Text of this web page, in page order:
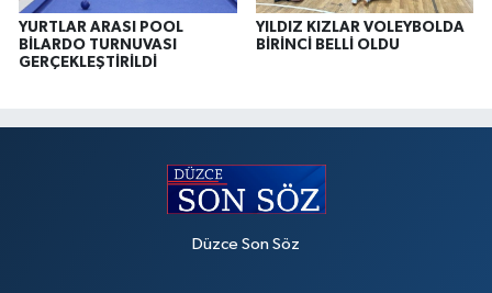
YURTLAR ARASI POOL
BİLARDO TURNUVASI
GERÇEKLEŞTİRİLDİ
YILDIZ KIZLAR VOLEYBOLDA
BİRİNCİ BELLİ OLDU
Düzce Son Söz